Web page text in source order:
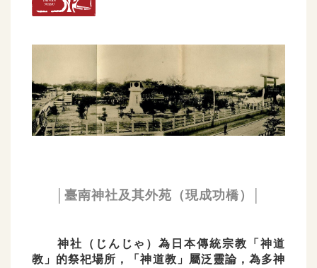
│臺南神社及其外苑（現成功橋）│
神社（じんじゃ）為日本傳統宗教「神道
教」的祭祀場所，「神道教」屬泛靈論，為多神